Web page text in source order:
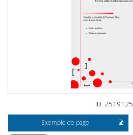
ID: 2519125
Exemple de page